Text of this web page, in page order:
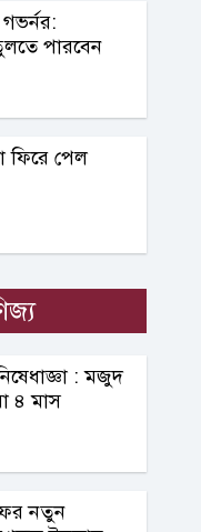
পারবেন
ফিরে পেল
: মজুদ
৪ মাস
নতুন